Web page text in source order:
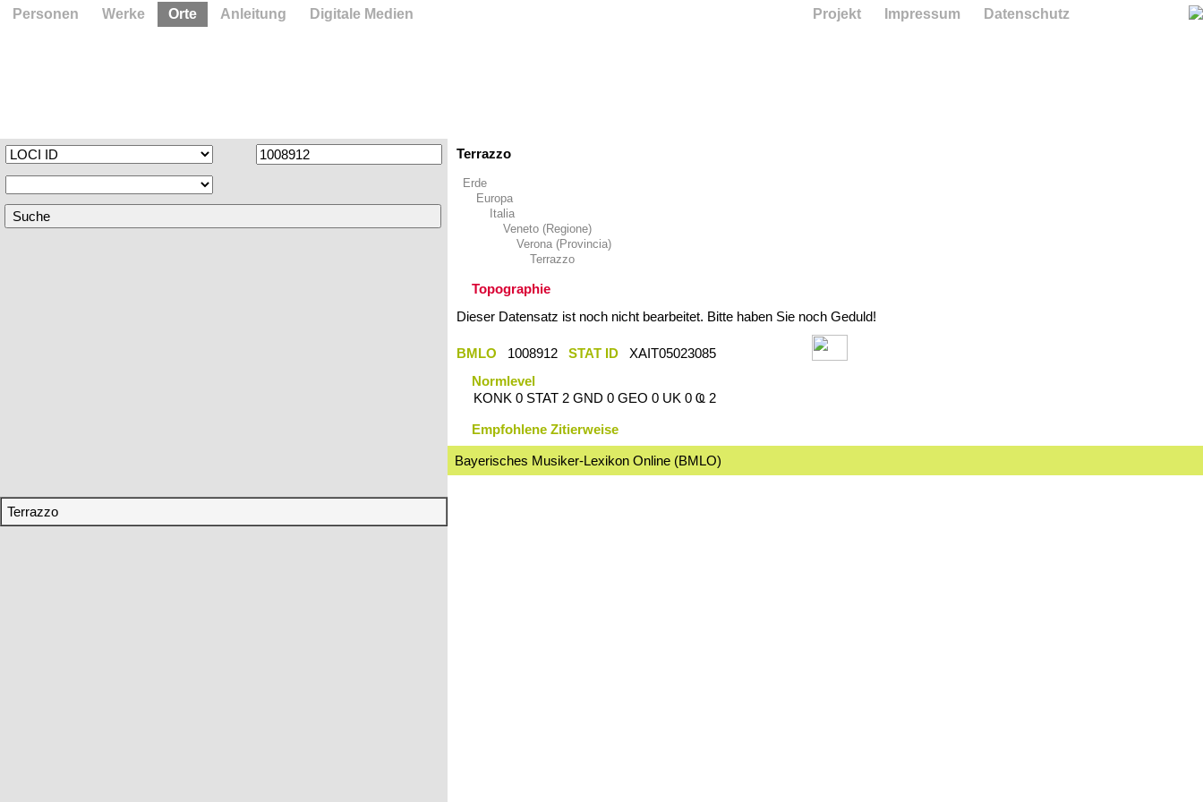
Terrazzo
Terrazzo
Erde
Europa
Italia
Veneto (Regione)
Verona (Provincia)
Terrazzo
Topographie
Dieser Datensatz ist noch nicht bearbeitet. Bitte haben Sie noch Geduld!
BMLO 1008912 STAT ID
XAIT05023085
Normlevel
KONK 0 STAT 2 GND 0 GEO 0 UK 0 Ҩ 2
Empfohlene Zitierweise
Bayerisches Musiker-Lexikon Online (BMLO)
Personen Werke Orte Anleitung Digitale Medien Projekt Impressum Datenschutz